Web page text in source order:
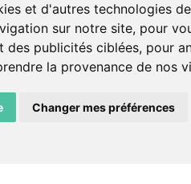
et d'autres technologies
sur notre site, pour
des publicités ciblées, pour
la provenance de nos
Changer mes préférences